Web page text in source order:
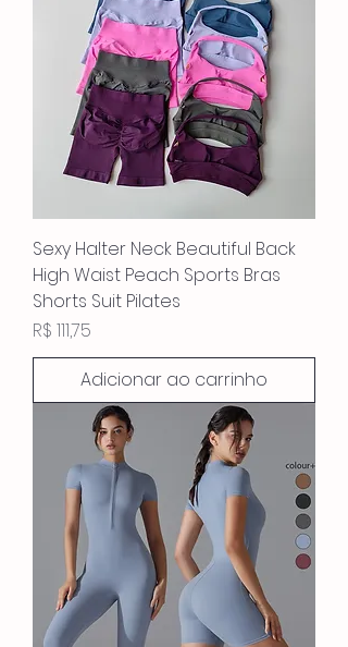
Sexy Halter Neck Beautiful Back
High Waist Peach Sports Bras
Shorts Suit Pilates
Preço
R$ 111,75
Adicionar ao carrinho